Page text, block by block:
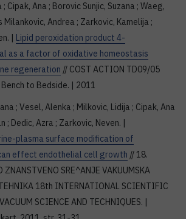
; Cipak, Ana ; Borovic Sunjic, Suzana ; Waeg,
Milankovic, Andrea ; Zarkovic, Kamelija ;
| Lipid peroxidation product 4-
as a factor of oxidative homeostasis
regeneration // COST ACTION TD09/05
to Bedside. | 2011
; Vesel, Alenka ; Milkovic, Lidija ; Cipak, Ana
; Dedic, Azra ; Zarkovic, Neven. |
plasma surface modification of
effect endothelial cell growth // 18.
ZNANSTVENO SRE^ANJE VAKUUMSKA
18th INTERNATIONAL SCIENTIFIC
SCIENCE AND TECHNIQUES. |